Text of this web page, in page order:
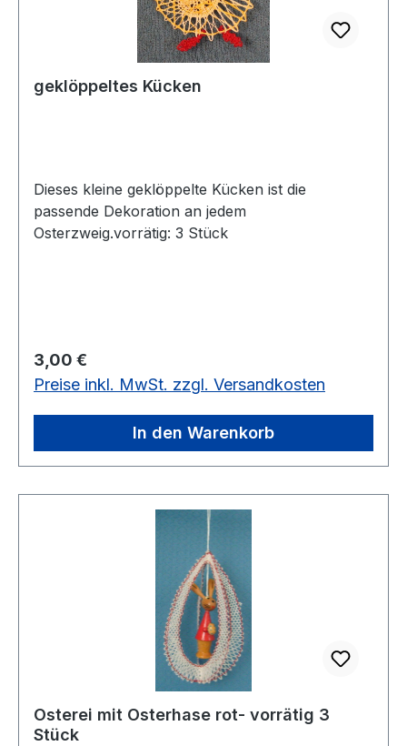
geklöppeltes Kücken
Dieses kleine geklöppelte Kücken ist die
passende Dekoration an jedem
Osterzweig.vorrätig: 3 Stück
Regulärer Preis:
3,00 €
Preise inkl. MwSt. zzgl. Versandkosten
In den Warenkorb
Osterei mit Osterhase rot- vorrätig 3
Stück